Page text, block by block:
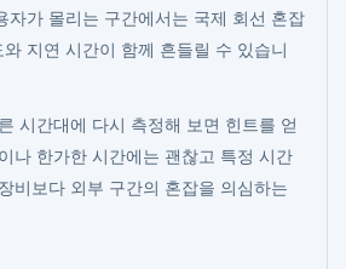
자가 몰리는 구간에서는 국제 회선 혼잡
지연 시간이 함께 흔들릴 수 있습니
시간대에 다시 측정해 보면 힌트를 얻
나 한가한 시간에는 괜찮고 특정 시간
비보다 외부 구간의 혼잡을 의심하는